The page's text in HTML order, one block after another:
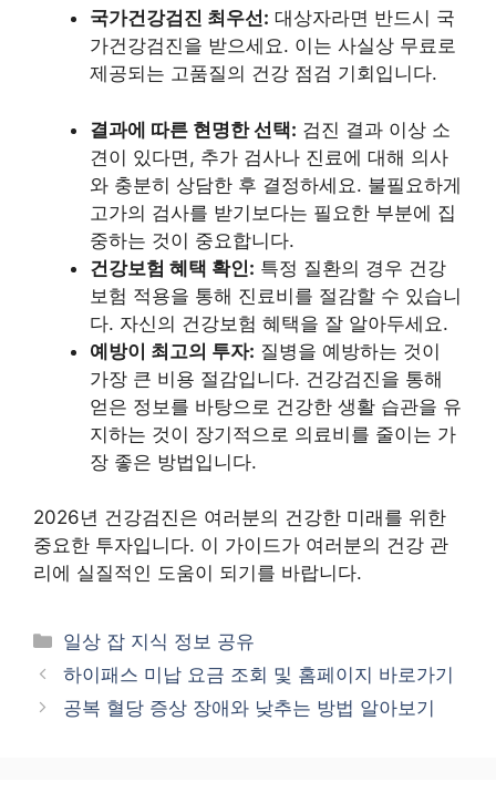
국가건강검진 최우선: 대상자라면 반드시 국
가건강검진을 받으세요. 이는 사실상 무료로
제공되는 고품질의 건강 점검 기회입니다.
결과에 따른 현명한 선택: 검진 결과 이상 소
견이 있다면, 추가 검사나 진료에 대해 의사
와 충분히 상담한 후 결정하세요. 불필요하게
고가의 검사를 받기보다는 필요한 부분에 집
중하는 것이 중요합니다.
건강보험 혜택 확인: 특정 질환의 경우 건강
보험 적용을 통해 진료비를 절감할 수 있습니
다. 자신의 건강보험 혜택을 잘 알아두세요.
예방이 최고의 투자: 질병을 예방하는 것이
가장 큰 비용 절감입니다. 건강검진을 통해
얻은 정보를 바탕으로 건강한 생활 습관을 유
지하는 것이 장기적으로 의료비를 줄이는 가
장 좋은 방법입니다.
2026년 건강검진은 여러분의 건강한 미래를 위한
중요한 투자입니다. 이 가이드가 여러분의 건강 관
리에 실질적인 도움이 되기를 바랍니다.
카
테
리
일상 잡 지식 정보 공유
하이패스 미납 요금 조회 및 홈페이지 바로가기
공복 혈당 증상 장애와 낮추는 방법 알아보기